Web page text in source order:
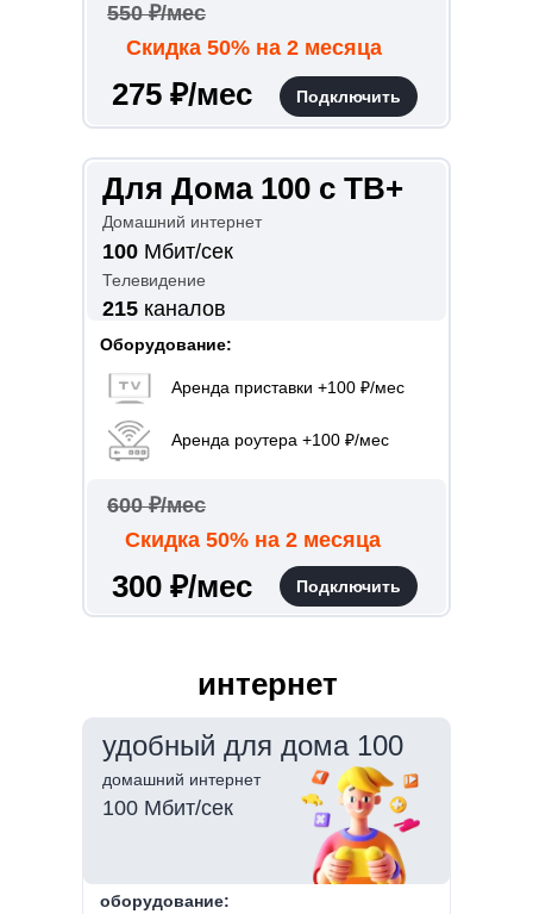
Подключить
275 ₽/мес
550 ₽/мес
Скидка 50% на 2 месяца
Для Дома 100 с ТВ+
Домашний интернет
Телевидение
100 Мбит/сек
215 каналов
Подключить
300 ₽/мес
600 ₽/мес
Скидка 50% на 2 месяца
Аренда приставки +100 ₽/мес
Аренда роутера +100 ₽/мес
Оборудование:
интернет
удобный для дома 100
домашний интернет
100 Мбит/сек
оборудование: